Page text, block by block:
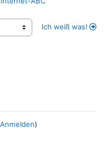
Ich weiß was!
Anmelden)